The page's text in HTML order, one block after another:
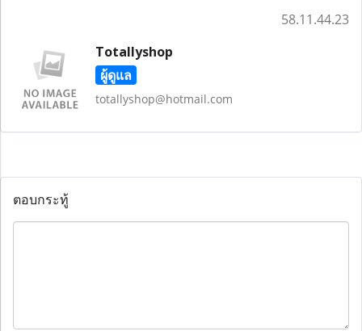
58.11.44.23
Totallyshop
ผู้ดูแล
totallyshop@hotmail.com
ตอบกระทู้